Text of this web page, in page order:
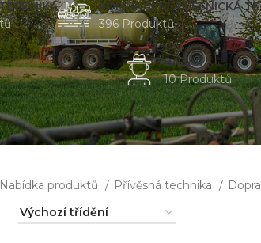
KOMUNÁLNÍ A LESNICKÁ
396 Produktů
BAZAR
10 Produktů
produktů Přívěsná technika